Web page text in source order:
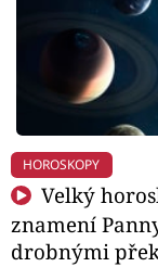
HOROSKOPY
Velký
znamení
drobnými